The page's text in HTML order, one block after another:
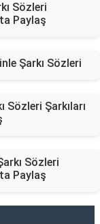
Sözleri
Paylaş
Şarkı Sözleri
Sözleri Şarkıları
Sözleri
Paylaş